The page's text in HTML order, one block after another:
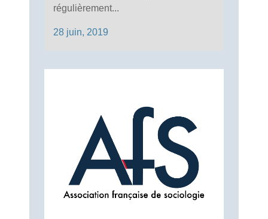
régulièrement...
28 juin, 2019